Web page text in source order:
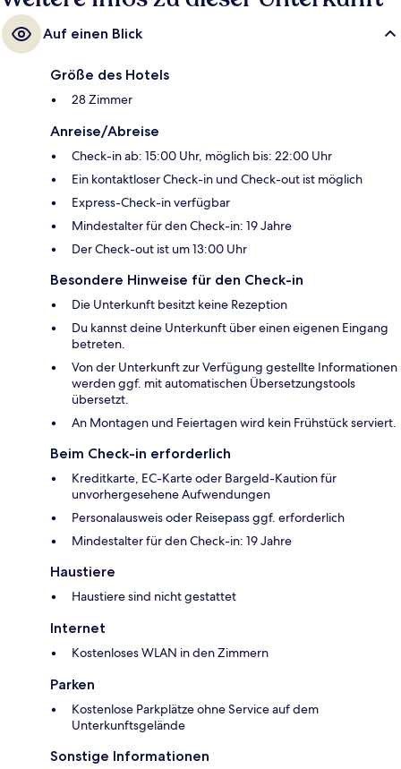
Auf einen Blick
Größe des Hotels
28 Zimmer
Anreise/Abreise
Check-in ab: 15:00 Uhr, möglich bis: 22:00 Uhr
Ein kontaktloser Check-in und Check-out ist möglich
Express-Check-in verfügbar
Mindestalter für den Check-in: 19 Jahre
Der Check-out ist um 13:00 Uhr
Besondere Hinweise für den Check-in
Die Unterkunft besitzt keine Rezeption
Du kannst deine Unterkunft über einen eigenen Eingang
betreten.
Von der Unterkunft zur Verfügung gestellte Informationen
werden ggf. mit automatischen Übersetzungstools
übersetzt.
An Montagen und Feiertagen wird kein Frühstück serviert.
Beim Check-in erforderlich
Kreditkarte, EC-Karte oder Bargeld-Kaution für
unvorhergesehene Aufwendungen
Personalausweis oder Reisepass ggf. erforderlich
Mindestalter für den Check-in: 19 Jahre
Haustiere
Haustiere sind nicht gestattet
Internet
Kostenloses WLAN in den Zimmern
Parken
Kostenlose Parkplätze ohne Service auf dem
Unterkunftsgelände
Sonstige Informationen